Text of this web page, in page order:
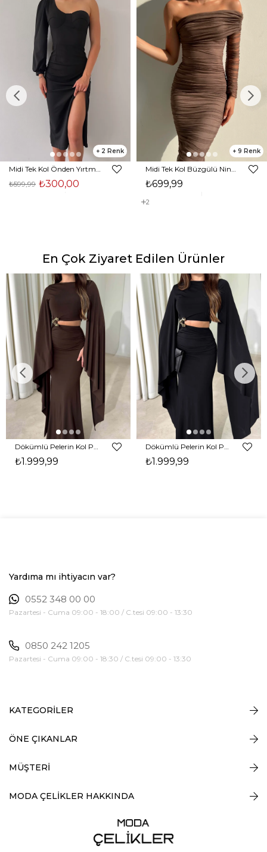
2
₺300,00
₺599,99
9
₺699,99
2
En Çok Ziyaret Edilen Ürünler
₺1.999,99 ₺1.999,99
Yardıma mı ihtiyacın var?
0552 348 00 00
Pazartesi - Cuma 09:00 - 18:00 / C.tesi 09:00 - 13:30
0850 242 1205
Pazartesi - Cuma 09:00 - 18:30 / C.tesi 09:00 - 13:30
KATEGORİLER
ÖNE ÇIKANLAR
MÜŞTERİ
MODA ÇELİKLER HAKKINDA